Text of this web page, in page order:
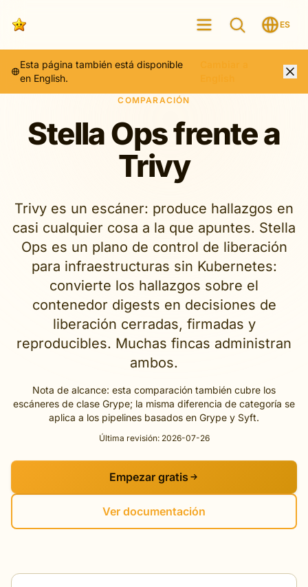
ES
COMPARACIÓN
Stella Ops frente a
Trivy
Trivy es un escáner: produce hallazgos en
casi cualquier cosa a la que apuntes. Stella
Ops es un plano de control de liberación
para infraestructuras sin Kubernetes:
convierte los hallazgos sobre el
contenedor digests en decisiones de
liberación cerradas, firmadas y
reproducibles. Muchas fincas administran
ambos.
Nota de alcance: esta comparación también cubre los
escáneres de clase Grype; la misma diferencia de categoría se
aplica a los pipelines basados ​​en Grype y Syft.
Última revisión: 2026-07-26
Empezar gratis
Ver documentación
Esta página también está disponible
en English.